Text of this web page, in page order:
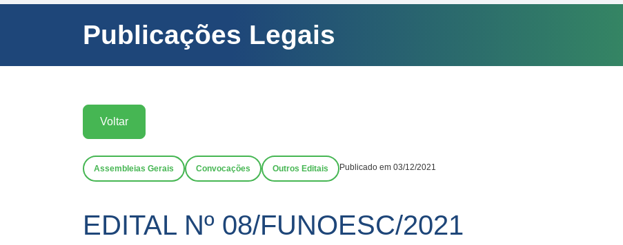
Publicações Legais
Voltar
Assembleias Gerais Convocações Outros Editais Publicado em 03/12/2021
EDITAL Nº 08/FUNOESC/2021